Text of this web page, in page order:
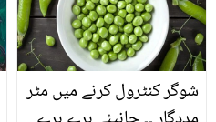
شوگر کنٹرول کرنے میں مٹر